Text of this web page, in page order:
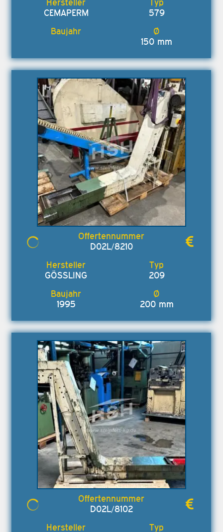
CEMAPERM 579
150 mm
D02L/8210
GÖSSLING 209
1995 200 mm
D02L/8102